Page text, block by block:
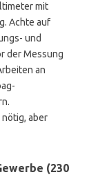
mit
Achte auf
und
der Messung
an
aber
(230